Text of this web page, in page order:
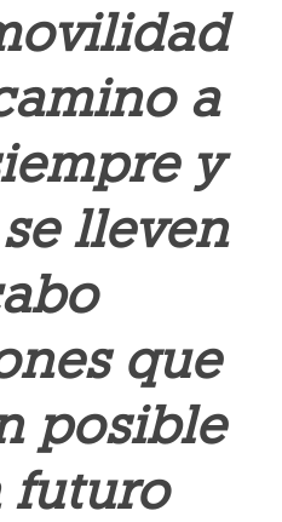
a
y
lleven
que
posible
futuro